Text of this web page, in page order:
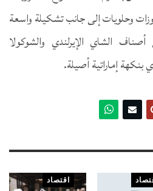
وحلويات إلى جانب تشكيلة واسعة
الشاي الإيرلندي والشوكولا
بنكهة إماراتية أصيلة.
اقتصاد